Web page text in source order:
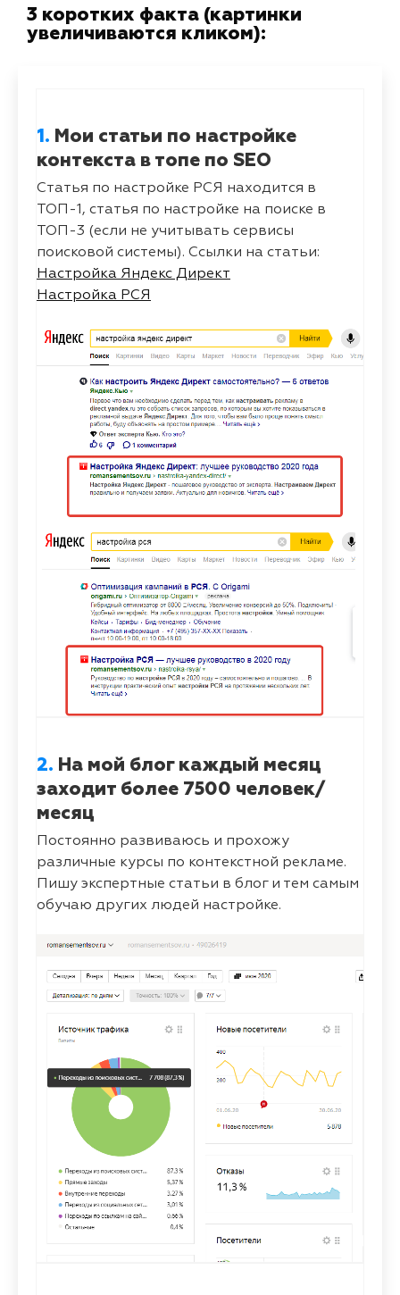
3 коротких факта (картинки
увеличиваются кликом):
1. Мои статьи по настройке
контекста в топе по SEO
Статья по настройке РСЯ находится в
ТОП-1, статья по настройке на поиске в
ТОП-3 (если не учитывать сервисы
поисковой системы). Ссылки на статьи:
Настройка Яндекс Директ
Настройка РСЯ
2. На мой блог каждый месяц
заходит более 7500 человек/
месяц
Постоянно развиваюсь и прохожу
различные курсы по контекстной рекламе.
Пишу экспертные статьи в блог и тем самым
обучаю других людей настройке.